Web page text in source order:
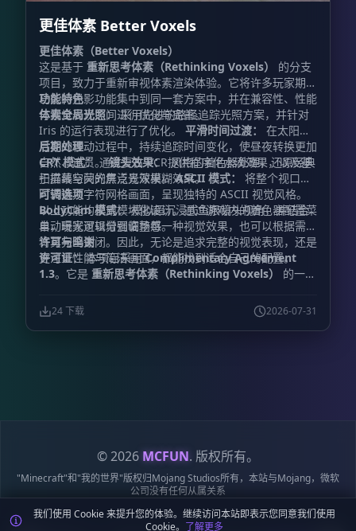
更佳体素 Better Voxels
更佳体素（Better Voxels）
这是基于 重新思考体素（Rethinking Voxels）
的分支
项目，致力于重新审视体素渲染体验。它将许多玩家期待
已久的光影功能集中到同一套方案中，并在兼容性、性能
与视觉表现之间进行优化与完善。
功能特色
体素全局光照：采用先进的路径追踪光照方案，并针对
Iris 的运行表现进行了优化。 平滑时间过渡：
在太阳与
月亮的移动过程中，持续追踪时间变化，使昼夜转换更加
自然、连贯。镜头效果：提供程序化水滴效果，以及基
于屏幕空间的焦点景深模糊效果。
后期处理
CRT 模式：通过复古 VCR 风格的着色器处理，还原经典
扫描线与荧光屏泛光效果。ASCII 模式：
将整个视口实
时转换为字符网格画面，呈现独特的 ASCII 视觉风格。
BodyCam 模式：模拟超沉浸式鱼眼镜头视角，并结合
自动曝光逻辑增强临场感。
可调选项
以上功能均采用模块化设计。通过游戏内的着色器配置菜
单，玩家可以分别调整每一种视觉效果，也可以根据需要
将其完全关闭。因此，无论是追求完整的视觉表现，还是
更注重性能与简洁画面，都能找到适合自己的配置。
许可与鸣谢
许可证：本项目采用Complimentary Agreement
1.3。它是 重新思考体素（Rethinking Voxels）
的一个
（Complementary Shaders）
的基础之上。原项目的
版权声明与许可证条款均被严格保留。
主要开发者：
ASCII 屏幕矩阵制作的社区成员。
24 下载 2026-07-31
© 2026 MCFUN. 版权所有。
"Minecraft"和"我的世界"版权归Mojang Studios所有，本站与Mojang，微软
公司没有任何从属关系
隐私
服务
Cookie 站点
鄂ICP备
鄂公网安备
我们使用 Cookie 来提升您的体验。继续访问本站即表示您同意我们使用
Cookie。 了解更多